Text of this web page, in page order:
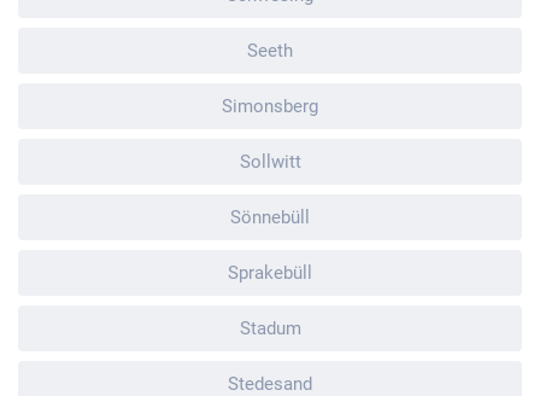
Seeth
Simonsberg
Sollwitt
Sönnebüll
Sprakebüll
Stadum
Stedesand